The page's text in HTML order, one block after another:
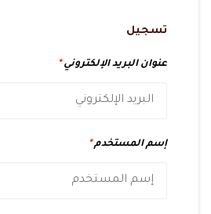
تسجيل
عنوان البريد الإلكتروني*
إسم المستخدم*